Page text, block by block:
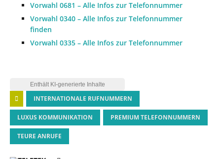
Vorwahl 0681 – Alle Infos zur Telefonnummer
Vorwahl 0340 – Alle Infos zur Telefonnummer
finden
Vorwahl 0335 – Alle Infos zur Telefonnummer
INTERNATIONALE RUFNUMMERN
LUXUS KOMMUNIKATION PREMIUM TELEFONNUMMERN
TEURE ANRUFE